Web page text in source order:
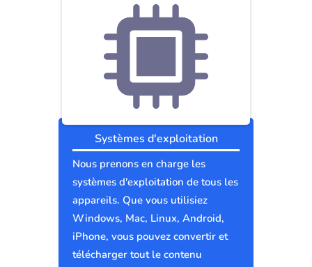
Systèmes d'exploitation
Nous prenons en charge les
systèmes d'exploitation de tous les
appareils. Que vous utilisiez
Windows, Mac, Linux, Android,
iPhone, vous pouvez convertir et
télécharger tout le contenu